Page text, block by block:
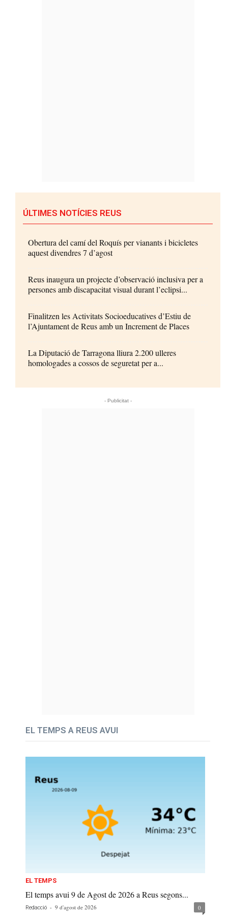
ÚLTIMES NOTÍCIES REUS
Obertura del camí del Roquís per vianants i bicicletes
aquest divendres 7 d’agost
Reus inaugura un projecte d’observació inclusiva per a
persones amb discapacitat visual durant l’eclipsi...
Finalitzen les Activitats Socioeducatives d’Estiu de
l’Ajuntament de Reus amb un Increment de Places
La Diputació de Tarragona lliura 2.200 ulleres
homologades a cossos de seguretat per a...
- Publicitat -
EL TEMPS A REUS AVUI
EL TEMPS
El temps avui 9 de Agost de 2026 a Reus segons...
Redacció - 9 d'agost de 2026 0